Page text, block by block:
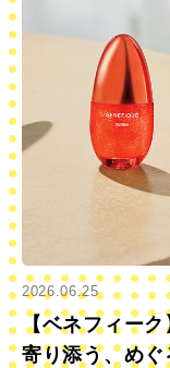
2026.06.25
【ベネフィー
寄り添う、め